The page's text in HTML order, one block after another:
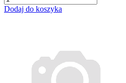
Dodaj do koszyka